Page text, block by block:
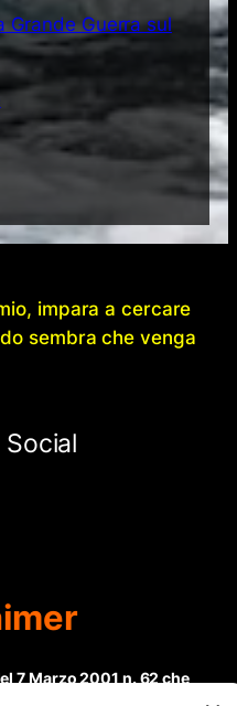
Grande Guerra sul
impara a cercare
sembra che venga
7 Marzo 2001 n. 62 che
di “Informazione